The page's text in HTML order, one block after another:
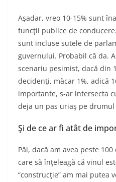
Aşadar, vreo 10-15% sunt
funcţii publice de
sunt incluse sutele de
guvernului. Probabil că da.
scenariu pesimist, dacă din
decidenţi, măcar 1%, adică
importante, s-ar intersecta
deja un pas uriaş pe
Şi de ce ar fi atât de
Păi, dacă am avea peste
care să înţeleagă că vinul
“construcţie” am mai putea